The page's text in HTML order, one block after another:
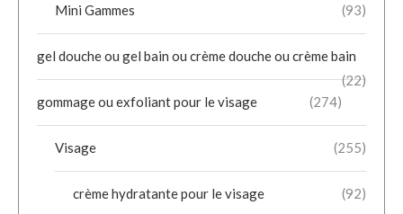
Mini Gammes (93)
gel douche ou gel bain ou crème douche ou crème bain
(22)
gommage ou exfoliant pour le visage
(274)
Visage (255)
crème hydratante pour le visage (92)